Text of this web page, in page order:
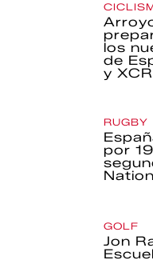
los
de
y XCR
RUGBY
por
GOLF
Jon